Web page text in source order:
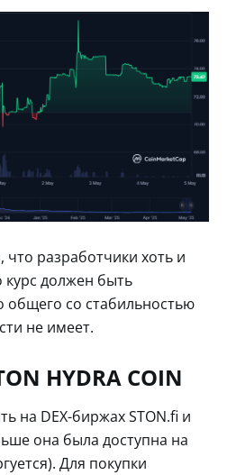
что разработчики хоть и
курс должен быть
общего со стабильностью
не имеет.
HYDRA COIN
на DEX-биржах STON.fi и
она была доступна на
Для покупки